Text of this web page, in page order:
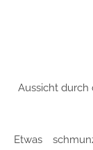
Aussicht durch
Etwas